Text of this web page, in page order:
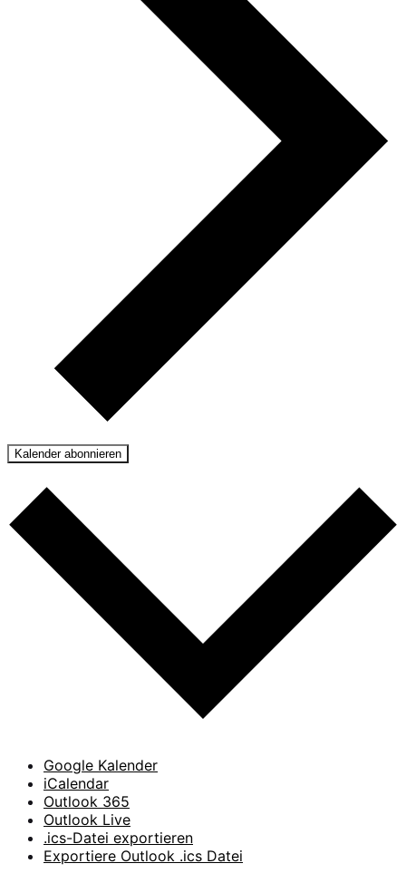
Kalender abonnieren
Google Kalender
iCalendar
Outlook 365
Outlook Live
.ics-Datei exportieren
Exportiere Outlook .ics Datei